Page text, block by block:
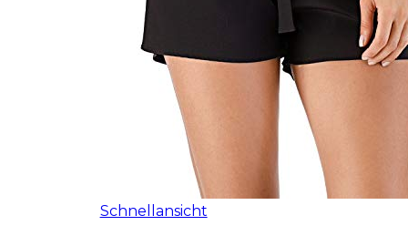
Schnellansicht